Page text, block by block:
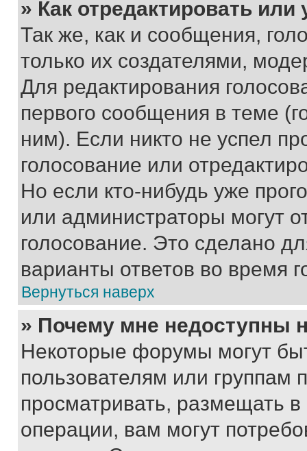
» Как отредактировать
Так же, как и сообщения,
только их создателями,
Для редактирования
первого сообщения в теме
ним). Если никто не успел
голосование или
Но если кто-нибудь уже
или администраторы могут
голосование. Это сделано
варианты ответов во время
Вернуться наверх
» Почему мне недоступны
Некоторые форумы могут
пользователям или группам
просматривать, размещать
операции, вам могут